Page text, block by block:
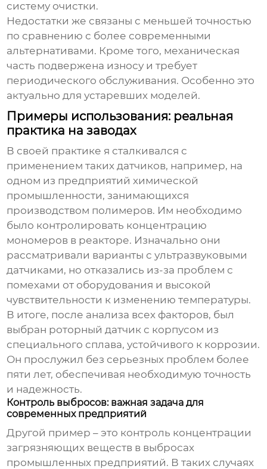
систему очистки.
Недостатки же связаны с меньшей точностью
по сравнению с более современными
альтернативами. Кроме того, механическая
часть подвержена износу и требует
периодического обслуживания. Особенно это
актуально для устаревших моделей.
Примеры использования: реальная
практика на заводах
В своей практике я сталкивался с
применением таких датчиков, например, на
одном из предприятий химической
промышленности, занимающихся
производством полимеров. Им необходимо
было контролировать концентрацию
мономеров в реакторе. Изначально они
рассматривали варианты с ультразвуковыми
датчиками, но отказались из-за проблем с
помехами от оборудования и высокой
чувствительности к изменению температуры.
В итоге, после анализа всех факторов, был
выбран роторный датчик с корпусом из
специального сплава, устойчивого к коррозии.
Он прослужил без серьезных проблем более
пяти лет, обеспечивая необходимую точность
и надежность.
Контроль выбросов: важная задача для
современных предприятий
Другой пример – это контроль концентрации
загрязняющих веществ в выбросах
промышленных предприятий. В таких случаях